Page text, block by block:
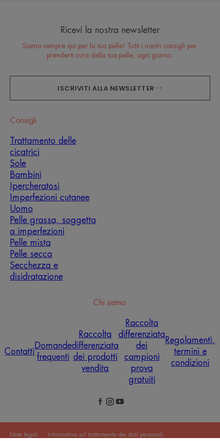
Ricevi la nostra newsletter
Siamo sempre qui per la tua pelle! Tutti i nostri consigli per
prenderti cura della tua pelle, ogni giorno.
ISCRIVITI ALLA NEWSLETTER
Consigli
Trattamento delle
cicatrici
Sole
Bambini
Ipercheratosi
Imperfezioni cutanee
Uomo
Pelle grassa, soggetta
a imperfezioni
Pelle mista
Pelle secca
Secchezza e
disidratazione
Chi siamo
Contatti
Domande
frequenti
Raccolta
differenziata
dei prodotti
vendita
Raccolta
differenziata
dei
campioni
prova
gratuiti
Regolamenti,
termini e
condizioni
Note legali Informativa sul trattamento dei dati personali